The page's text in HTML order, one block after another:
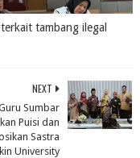
tambang ilegal
NEXT
Sumbar
Puisi dan
Sastra
University